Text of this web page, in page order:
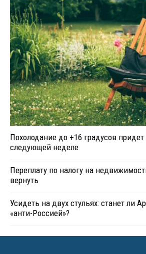
Похолодание до +16 градусов
следующей неделе
Переплату по налогу на
вернуть
Усидеть на двух стульях: станет ли
«анти-Россией»?